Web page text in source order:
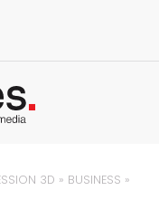
3D » BUSINESS »